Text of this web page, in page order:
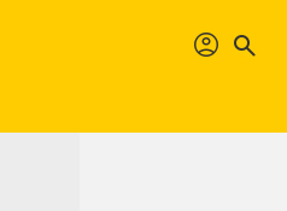
profil search